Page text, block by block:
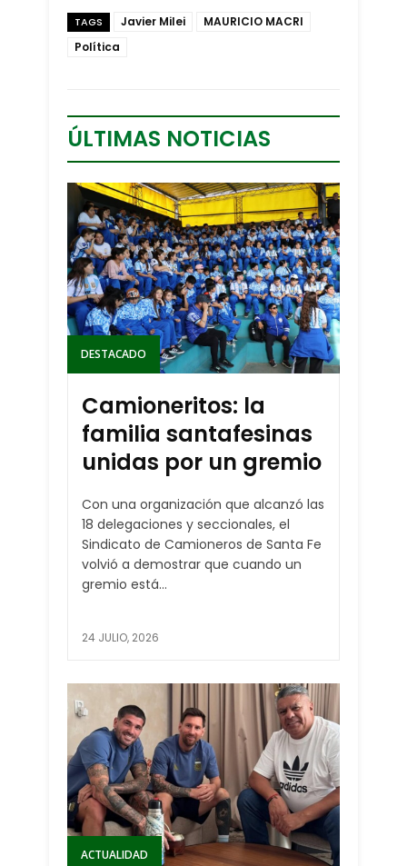
TAGS Javier Milei
MAURICIO MACRI
Política
ÚLTIMAS NOTICIAS
DESTACADO
Camioneritos: la
familia santafesinas
unidas por un gremio
Con una organización que alcanzó las
18 delegaciones y seccionales, el
Sindicato de Camioneros de Santa Fe
volvió a demostrar que cuando un
gremio está...
24 JULIO, 2026
ACTUALIDAD